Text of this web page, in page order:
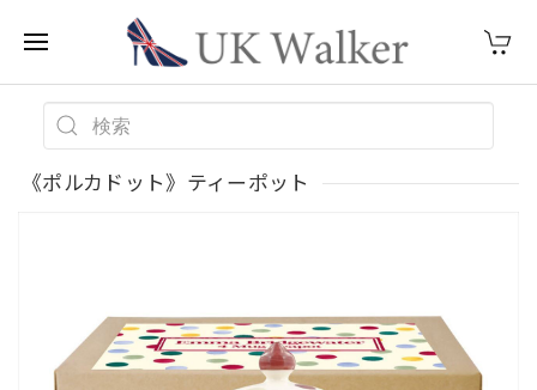
《ポルカドット》ティーポット